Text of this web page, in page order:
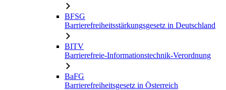
BFSG
Barrierefreiheitsstärkungsgesetz in Deutschland
BITV
Barrierefreie-Informationstechnik-Verordnung
BaFG
Barrierefreiheitsgesetz in Österreich